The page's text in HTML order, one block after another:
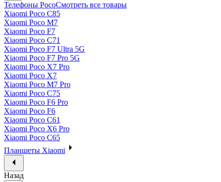
Телефоны PocoСмотреть все товары
Xiaomi Poco C85
Xiaomi Poco M7
Xiaomi Poco F7
Xiaomi Poco C71
Xiaomi Poco F7 Ultra 5G
Xiaomi Poco F7 Pro 5G
Xiaomi Poco X7 Pro
Xiaomi Poco X7
Xiaomi Poco M7 Pro
Xiaomi Poco C75
Xiaomi Poco F6 Pro
Xiaomi Poco F6
Xiaomi Poco C61
Xiaomi Poco X6 Pro
Xiaomi Poco C65
Планшеты Xiaomi
Назад